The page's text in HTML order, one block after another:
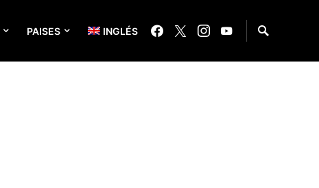
PAISES INGLÉS